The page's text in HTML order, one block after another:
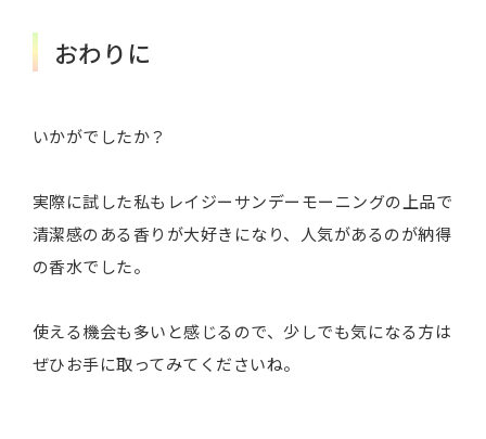
おわりに
いかがでしたか？
実際に試した私もレイジーサンデーモーニングの上品で
清潔感のある香りが大好きになり、人気があるのが納得
の香水でした。
使える機会も多いと感じるので、少しでも気になる方は
ぜひお手に取ってみてくださいね。